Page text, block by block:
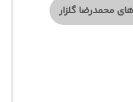
محمدرضا گلزار